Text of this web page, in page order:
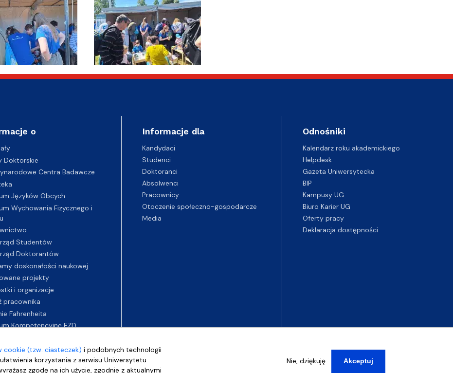
cookie (tzw. ciasteczek) i podobnych technologii
korzystania z serwisu Uniwersytetu
zgodę na ich użycie, zgodnie z aktualnymi
Nie, dziękuję Akceptuj
o
Doktorskie
Centra Badawcze
Języków Obcych
Wychowania Fizycznego i
Studentów
Doktorantów
doskonałości naukowej
projekty
i organizacje
pracownika
Fahrenheita
Kompetencyjne EZD
Informacje dla
Kandydaci
Studenci
Doktoranci
Absolwenci
Pracownicy
Otoczenie społeczno-gospodarcze
Media
Odnośniki
Kalendarz roku akademickiego
Helpdesk
Gazeta Uniwersytecka
BIP
Kampusy UG
Biuro Karier UG
Oferty pracy
Deklaracja dostępności